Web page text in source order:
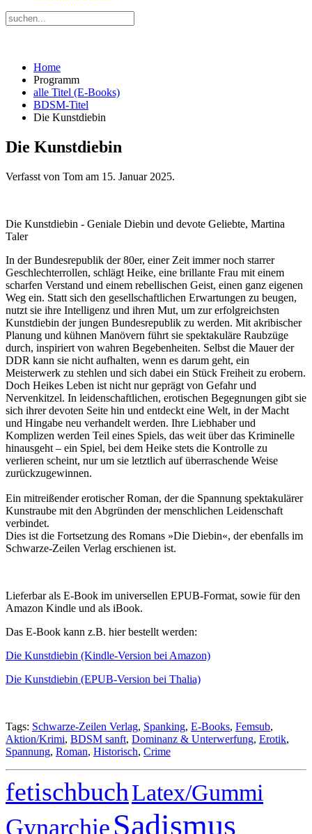
Home
Programm
alle Titel (E-Books)
BDSM-Titel
Die Kunstdiebin
Die Kunstdiebin
Verfasst von Tom am 15. Januar 2025.
Die Kunstdiebin - Geniale Diebin und devote Geliebte, Martina
Taler
In der Bundesrepublik der 80er, einer Zeit immer noch starrer
Geschlechterrollen, schlägt Heike, eine brillante Frau mit einem
scharfen Verstand und einem rebellischen Geist, einen ganz eigenen
Weg ein. Statt sich den gesellschaftlichen Erwartungen zu beugen,
nutzt sie ihre Intelligenz und ihren Mut, um zur erfolgreichsten
Kunstdiebin der jungen Bundesrepublik zu werden. Mit akribischer
Planung und kühnen Manövern führt sie spektakuläre Raubzüge
durch, inspiriert von wahren Begebenheiten. Selbst die Mauer der
DDR kann sie nicht aufhalten, wenn es darum geht, ein
Meisterwerk zu stehlen und sich dabei ein Stück Freiheit zu erobern.
Doch Heikes Leben ist nicht nur geprägt von Gefahr und
Nervenkitzel. In leidenschaftlichen, erotischen Begegnungen gibt sie
sich ihrer devoten Seite hin und entdeckt eine Welt, in der Macht
und Hingabe neu verhandelt werden. Ihre Liebhaber und
Komplizen werden Teil eines Spiels, das weit über das Kriminelle
hinausgeht – ein Spiel, bei dem Heike stets die Kontrolle zu
verlieren scheint, nur um sie letztlich auf überraschende Weise
zurückzugewinnen.
Ein mitreißender erotischer Roman, der die Spannung spektakulärer
Kunstraube mit den Abgründen der menschlichen Leidenschaft
verbindet.
Dies ist die Fortsetzung des Romans »Die Diebin«, der ebenfalls im
Schwarze-Zeilen Verlag erschienen ist.
Lieferbar als E-Book im universellen EPUB-Format, sowie für den
Amazon Kindle und als iBook.
Das E-Book kann z.B. hier bestellt werden:
Die Kunstdiebin (Kindle-Version bei Amazon)
Die Kunstdiebin (EPUB-Version bei Thalia)
Tags: Schwarze-Zeilen Verlag, Spanking, E-Books, Femsub,
Aktion/Krimi, BDSM sanft, Dominanz & Unterwerfung, Erotik,
Spannung, Roman, Historisch, Crime
fetischbuchLatex/Gummi
Gynarchie Sadismus